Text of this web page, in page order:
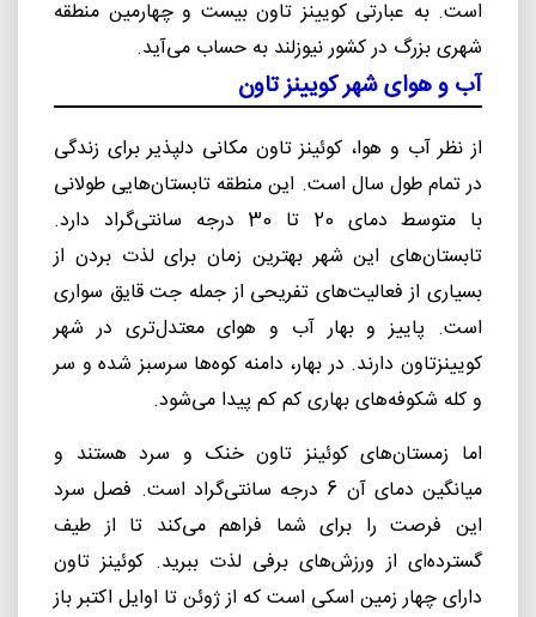
است. به عبارتی کویینز تاون بیست و چهارمین منطقه
شهری بزرگ در کشور نیوزلند به حساب می‌آید.
آب و هوای شهر کویینز تاون
از نظر آب و هوا، کوئینز تاون مکانی دلپذیر برای زندگی
در تمام طول سال است. این منطقه تابستان‌هایی طولانی
با متوسط دمای ​​20 تا 30 درجه سانتی‌گراد دارد.
تابستان‌های این شهر بهترین زمان برای لذت بردن از
بسیاری از فعالیت‌های تفریحی از جمله جت قایق سواری
است. پاییز و بهار آب و هوای معتدل‌تری در شهر
کویینزتاون دارند. در بهار، دامنه کوه‌ها سرسبز شده و سر
و کله شکوفه‌های بهاری کم کم پیدا می‌شود.
اما زمستان‌های کوئینز ‌تاون خنک و سرد هستند و
میانگین دمای آن 6 درجه سانتی‌‌گراد است. فصل سرد
این فرصت را برای شما فراهم می‌کند تا از طیف
گسترده‌ای از ورزش‌های برفی لذت ببرید. کوئینز تاون
دارای چهار زمین اسکی است که از ژوئن تا اوایل اکتبر باز